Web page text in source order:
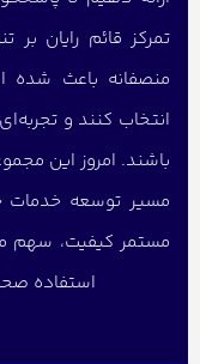
تمرکز قائم رایان بر
منصفانه باعث شده
انتخاب کنند و
باشند. امروز این
مسیر توسعه خدمات
مستمر کیفیت، سهم
استفاده